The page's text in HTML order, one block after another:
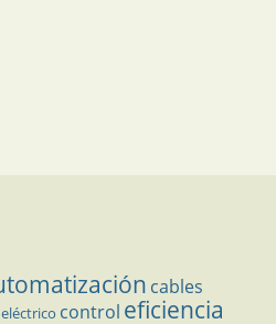
cables
control eficiencia